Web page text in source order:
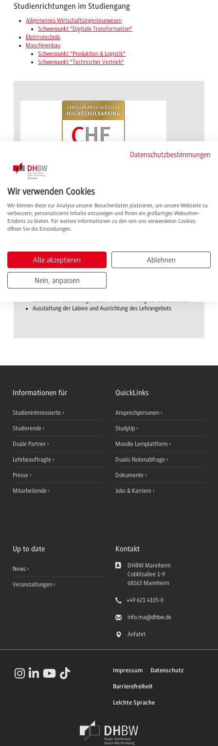
Studienrichtungen im Studiengang
Allgemeines Wirtschaftsingenieurwesen
Schwerpunkt "Digitale Transformation"
Elektrotechnik
Maschinenbau
Schwerpunkt "Produktion & Logistik"
Schwerpunkt "Technischer Vertrieb"
Erfolg dank Theorie & Praxis im CHE
Hochschulranking
interdisziplinäre Studiengang im Mai 2020 sehr gute Ergebnisse. Positive
Bewertungen durch die Studierenden erhielt der
Studiengang Wirtschaftsingenieurwesen z. B. in folgenden Bereichen:
Qualität der Studienorganisation und Betreuung der Dozent*innen
Ausstattung der Labore und Ausrichtung des Lehrangebots
Informationen für
Studieninteressierte
Studierende
Duale Partner
Lehrbeauftragte
Presse
Mitarbeitende
QuickLinks
Ansprechpersonen
StudyUp
Moodle Lernplattform
Dualis Notenabfrage
Dokumente
Jobs & Karriere
Up to date
News
Veranstaltungen
Kontakt
DHBW Mannheim
Coblitzallee 1-9
68163 Mannheim
+49 621 4105-0
info.ma@dhbw.de
Anfahrt
Impressum Datenschutz
Barrierefreiheit
Leichte Sprache
Datenschutzbestimmungen
Wir verwenden Cookies
Wir können diese zur Analyse unserer Besucherdaten platzieren, um unsere Webseite zu
verbessern, personalisierte Inhalte anzuzeigen und Ihnen ein großartiges Webseiten-
Erlebnis zu bieten. Für weitere Informationen zu den von uns verwendeten Cookies
öffnen Sie die Einstellungen.
Alle akzeptieren Ablehnen
Nein, anpassen